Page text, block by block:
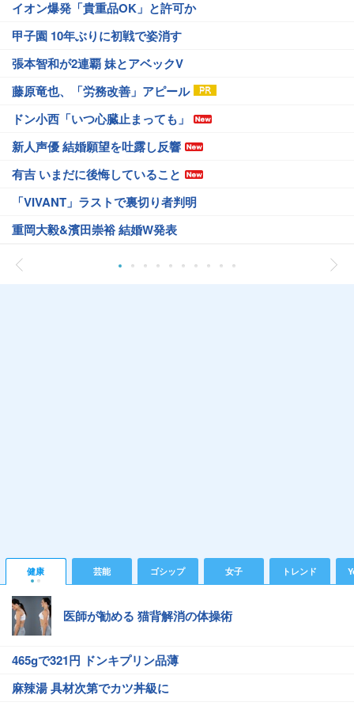
イオン爆発「貴重品OK」と許可か
甲子園 10年ぶりに初戦で姿消す
張本智和が2連覇 妹とアベックV
藤原竜也、「労務改善」アピール
ドン小西「いつ心臓止まっても」
新人声優 結婚願望を吐露し反響
有吉 いまだに後悔していること
「VIVANT」ラストで裏切り者判明
重岡大毅&濱田崇裕 結婚W発表
健康 芸能 ゴシップ 女子 トレンド
医師が勧める 猫背解消の体操術
465gで321円 ドンキプリン品薄
麻辣湯 具材次第でカツ丼級に